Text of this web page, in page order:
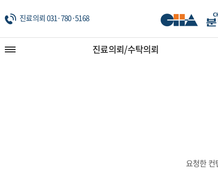
진료의뢰 031·780·5168
진료의뢰/수탁의뢰
요청한